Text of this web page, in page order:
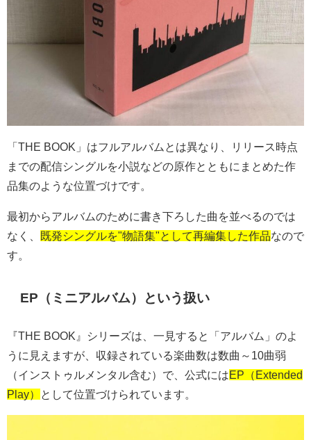
「 THE BOOK 」はフルアルバムとは異なり、リリース時点
までの配信シングルを小説などの原作とともにまとめた作
品集のような位置づけです。
最初からアルバムのために書き下ろした曲を並べるのでは
なく、
既発シングルを"物語集"として再編集した作品なので
す。
EP （ミニアルバム）という扱い
『THE BOOK 』シリーズは、一見すると「アルバム」のよ
うに見えますが、収録されている楽曲数は数曲～10曲弱
（インストゥルメンタル含む）で、公式にはEP（Extended
Play）
として位置づけられています。